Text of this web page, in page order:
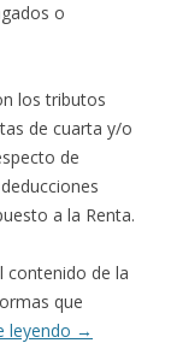
o
los tributos
de cuarta y/o
de
a la Renta.
contenido de la
que
leyendo →